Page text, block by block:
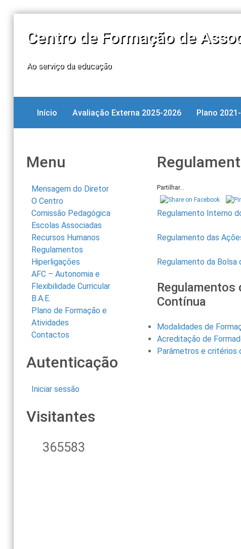
Centro de Formação de
Ao serviço da educação
Início Avaliação Externa 2025-2026 Plano
Menu
Mensagem do Diretor
O Centro
Comissão Pedagógica
Escolas Associadas
Recursos Humanos
Regulamentos
Hiperligações
AFC – Autonomia e
Flexibilidade Curricular
B.A.E.
Plano de Formação e
Atividades
Contactos
Autenticação
Iniciar sessão
Visitantes
365583
Partilhar...
Regulamento Interno
Regulamento das
Regulamento da Bolsa
Regulamentos
Contínua
Modalidades de
Acreditação de
Parâmetros e critérios